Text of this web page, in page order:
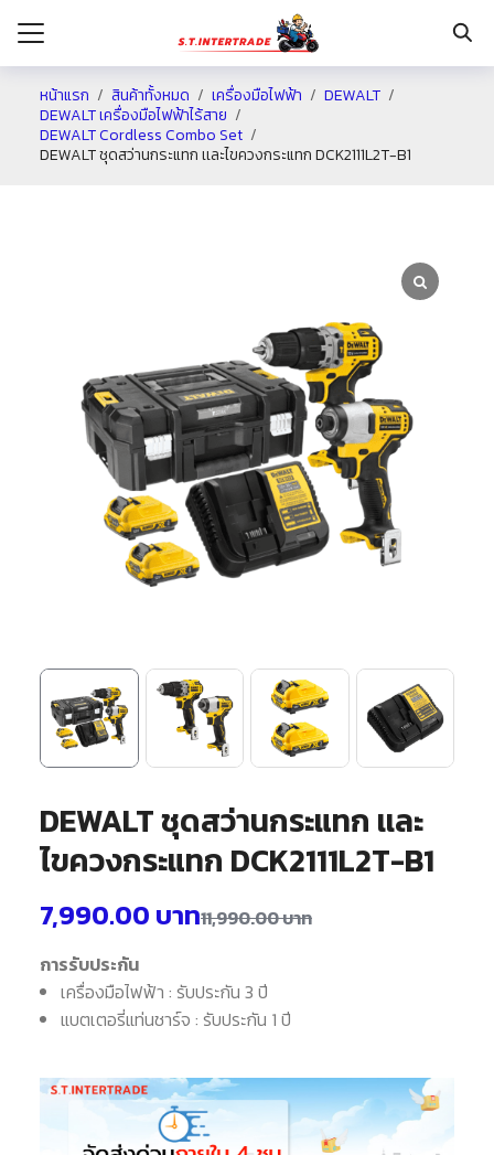
หน้าแรก สินค้าทั้งหมด เครื่องมือไฟฟ้า
DEWALT
DEWALT เครื่องมือไฟฟ้าไร้สาย
DEWALT Cordless Combo Set
DEWALT ชุดสว่านกระแทก เเละไขควงกระแทก DCK2111L2T-B1
DEWALT ชุดสว่านกระแทก เเละ
ไขควงกระแทก DCK2111L2T-B1
11,990.00บาท
7,990.00 บาท
การรับประกัน
เครื่องมือไฟฟ้า : รับประกัน 3 ปี
แบตเตอรี่แท่นชาร์จ : รับประกัน 1 ปี